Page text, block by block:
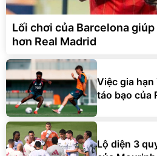
Lối chơi của Barcelona
hơn Real Madrid
Việc gia
táo bạo của
Lộ diện 3